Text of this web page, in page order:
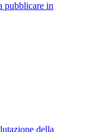
pubblicare in
della